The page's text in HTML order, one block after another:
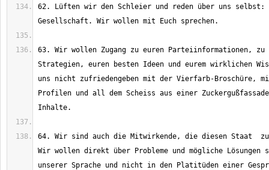
62. Lüften wir den Schleier und reden über uns selbst:
63. Wir wollen Zugang zu euren Parteiinformationen, zu
Strategien, euren besten Ideen und eurem wirklichen
uns nicht zufriedengeben mit der Vierfarb-Broschüre,
Profilen und all dem Scheiss aus einer
64. Wir sind auch die Mitwirkende, die diesen Staat
Wir wollen direkt über Probleme und mögliche Lösungen